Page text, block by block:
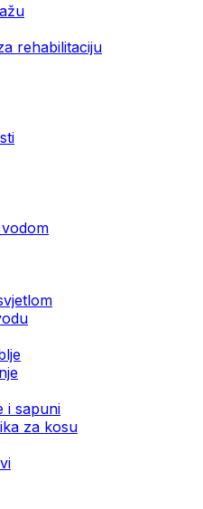
rehabilitaciju
i sapuni
za kosu